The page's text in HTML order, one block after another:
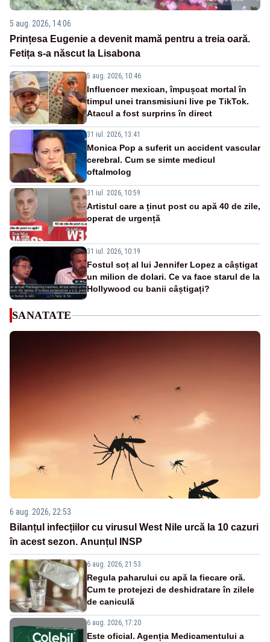
5 aug. 2026, 14:06
Prințesa Eugenie a devenit mamă pentru a treia oară.
Fetița s-a născut la Lisabona
5 aug. 2026, 10:46
Influencer mexican, împușcat mortal în
timpul unei transmisiuni live pe TikTok.
Atacul a fost surprins în direct
31 iul. 2026, 13:41
Monica Pop a suferit un accident vascular
cerebral. Cum se simte medicul
oftalmolog
31 iul. 2026, 10:59
Artistul care a ținut post cu apă 40 de zile,
operat de urgență
31 iul. 2026, 10:19
Fostul soț al lui Jennifer Lopez a câștigat
un milion de dolari. Ce va face starul de la
Hollywood cu banii câștigați?
SANATATE
6 aug. 2026, 22:53
Bilanțul infecțiilor cu virusul West Nile urcă la 10 cazuri
în acest sezon. Anunțul INSP
6 aug. 2026, 21:53
Regula paharului cu apă la fiecare oră.
Cum te protejezi de deshidratare în zilele
de caniculă
6 aug. 2026, 17:20
Este oficial. Agenția Medicamentului a